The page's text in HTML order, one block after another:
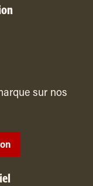
sur nos